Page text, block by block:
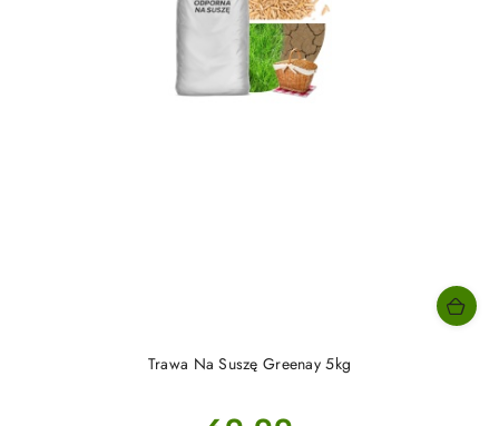
Trawa Na Suszę Greenay 5kg
Cena: